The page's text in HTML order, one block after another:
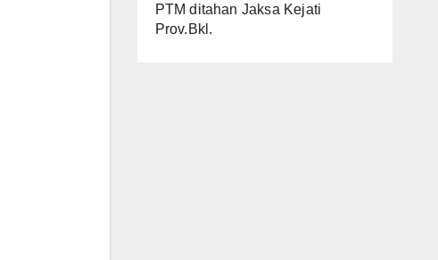
PTM ditahan Jaksa Kejati
Prov.Bkl.